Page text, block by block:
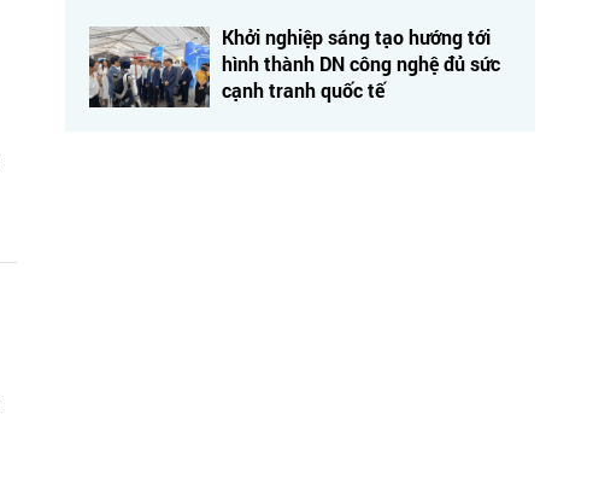
Khởi nghiệp sáng tạo hướng tới
hình thành DN công nghệ đủ sức
cạnh tranh quốc tế